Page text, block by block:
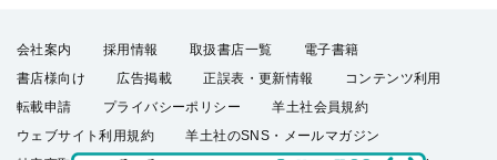
会社案内 採用情報 取扱書店一覧
電子書籍
書店様向け
広告掲載 正誤表・更新情報
コンテンツ利用
転載申請
プライバシーポリシー
羊土社会員規約
ウェブサイト利用規約
羊土社のSNS・メールマガジン